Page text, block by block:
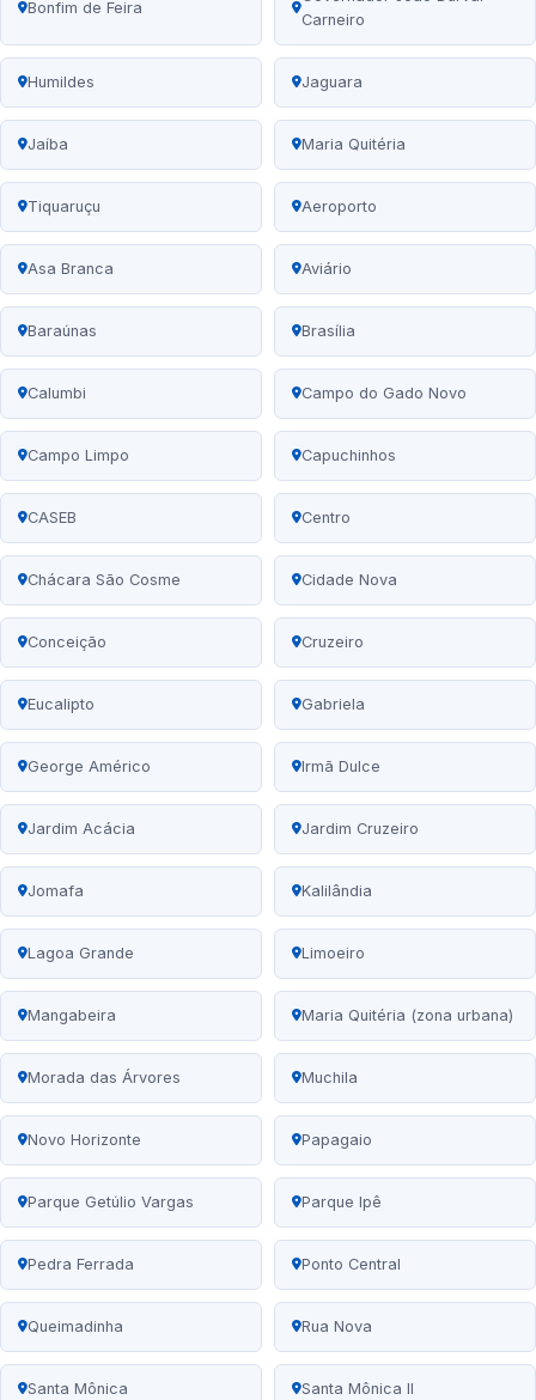
Bonfim de Feira
Carneiro
Humildes Jaguara
Jaíba Maria Quitéria
Tiquaruçu Aeroporto
Asa Branca Aviário
Baraúnas Brasília
Calumbi Campo do Gado Novo
Campo Limpo Capuchinhos
CASEB Centro
Chácara São Cosme Cidade Nova
Conceição Cruzeiro
Eucalipto Gabriela
George Américo Irmã Dulce
Jardim Acácia Jardim Cruzeiro
Jomafa Kalilândia
Lagoa Grande Limoeiro
Mangabeira Maria Quitéria (zona urbana)
Morada das Árvores Muchila
Novo Horizonte Papagaio
Parque Getúlio Vargas Parque Ipê
Pedra Ferrada Ponto Central
Queimadinha Rua Nova
Santa Mônica Santa Mônica II